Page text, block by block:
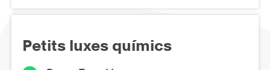
Petits luxes químics